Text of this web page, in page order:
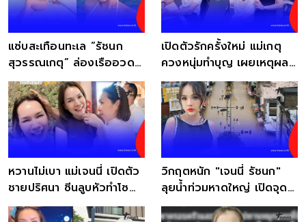
แซ่บสะเทือนทะเล “รัชนก
สุวรรณเกตุ” ล่องเรืออวด
หุ่นคุณแม่ลูกสอง
เปิดตัวรักครั้งใหม่ แม่เกตุ
ควงหนุ่มทำบุญ เผยเหตุผล
สุดอบอุ่น
หวานไม่เบา แม่เจนนี่ เปิดตัว
ชายปริศนา ซีนลูบหัวทำโซ
เชียลฮือฮา
วิกฤตหนัก "เจนนี่ รัชนก"
ลุยน้ำท่วมหาดใหญ่ เปิดจุด
รับบริจาคด่วน